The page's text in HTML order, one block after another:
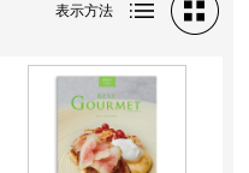
表示方法